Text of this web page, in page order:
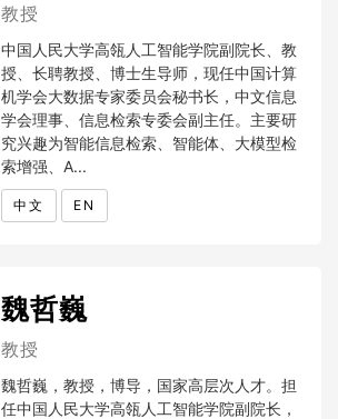
教授
中国人民大学高瓴人工智能学院副院长、教
授、长聘教授、博士生导师，现任中国计算
机学会大数据专家委员会秘书长，中文信息
学会理事、信息检索专委会副主任。主要研
究兴趣为智能信息检索、智能体、大模型检
索增强、A...
中文 EN
魏哲巍
教授
魏哲巍，教授，博导，国家高层次人才。担
任中国人民大学高瓴人工智能学院副院长，